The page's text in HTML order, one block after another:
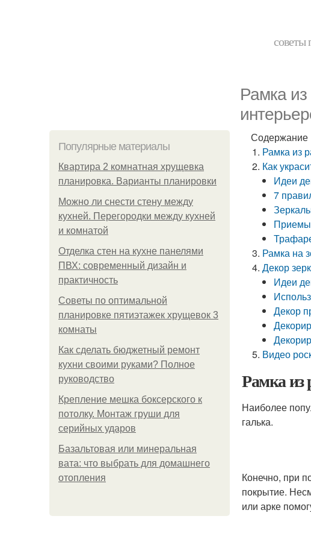
советы
Рамка из
Популярные материалы
Квартира 2 комнатная хрущевка
планировка. Варианты планировки
Можно ли снести стену между
кухней. Перегородки между кухней
и комнатой
Отделка стен на кухне панелями
ПВХ: современный дизайн и
практичность
Советы по оптимальной
планировке пятиэтажек хрущевок 3
комнаты
Как сделать бюджетный ремонт
кухни своими руками? Полное
руководство
Крепление мешка боксерского к
потолку. Монтаж груши для
серийных ударов
Базальтовая или минеральная
вата: что выбрать для домашнего
отопления
Содержание
Рамка из
Как
Идеи
7
Приемы
Рамка на
Декор
Идеи
Декор
Видео
Рамка из
Наиболее
галька.
Конечно, при
покрытие.
или арке